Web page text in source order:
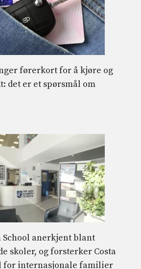
førerkort for å kjøre og
det er et spørsmål om
School anerkjent blant
skoler, og forsterker Costa
for internasjonale familier